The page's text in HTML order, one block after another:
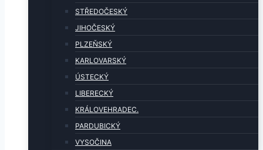
STŘEDOČESKÝ
JIHOČESKÝ
PLZEŇSKÝ
KARLOVARSKÝ
ÚSTECKÝ
LIBERECKÝ
KRÁLOVEHRADEC.
PARDUBICKÝ
VYSOČINA